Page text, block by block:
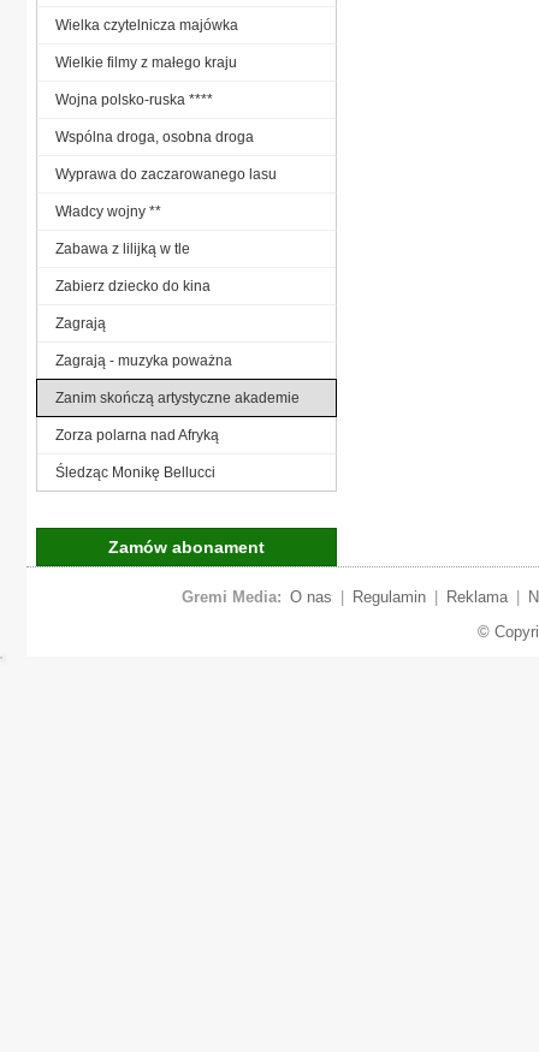
Wielka czytelnicza majówka
Wielkie filmy z małego kraju
Wojna polsko-ruska ****
Wspólna droga, osobna droga
Wyprawa do zaczarowanego lasu
Władcy wojny **
Zabawa z lilijką w tle
Zabierz dziecko do kina
Zagrają
Zagrają - muzyka poważna
Zanim skończą artystyczne akademie
Zorza polarna nad Afryką
Śledząc Monikę Bellucci
Zamów abonament
Gremi Media: O nas Regulamin Reklama
©